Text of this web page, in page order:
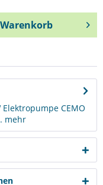
Warenkorb
CEMO
mehr